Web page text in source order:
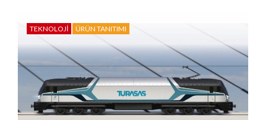
TEKNOLOJI ÜRÜN TANITIMI